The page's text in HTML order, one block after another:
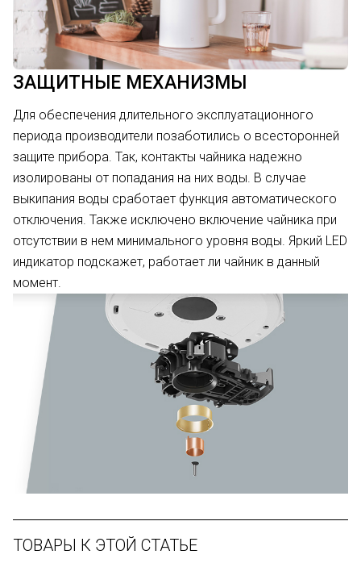
ЗАЩИТНЫЕ МЕХАНИЗМЫ
Для обеспечения длительного эксплуатационного
периода производители позаботились о всесторонней
защите прибора. Так, контакты чайника надежно
изолированы от попадания на них воды. В случае
выкипания воды сработает функция автоматического
отключения. Также исключено включение чайника при
отсутствии в нем минимального уровня воды. Яркий LED
индикатор подскажет, работает ли чайник в данный
момент.
ТОВАРЫ К ЭТОЙ СТАТЬЕ